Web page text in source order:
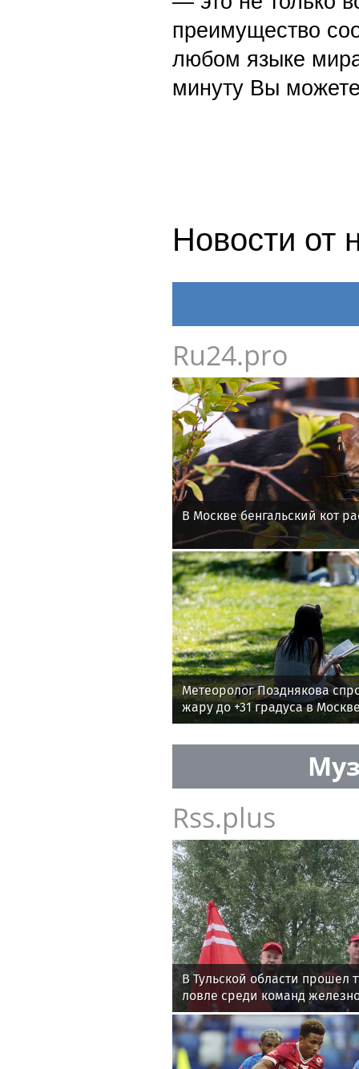
преимущество
любом языке
минуту Вы
Новости от
Ru24.pro
В Москве бенгальский кот
Метеоролог Позднякова
жару до +31 градуса в
Rss.plus
В Тульской области прошел
ловле среди команд